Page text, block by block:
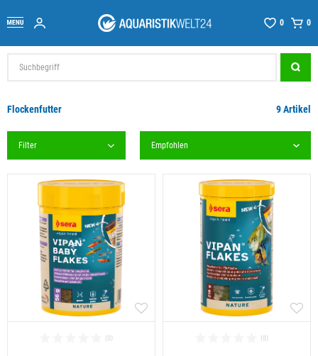
0 0
Flockenfutter 9 Artikel
Filter